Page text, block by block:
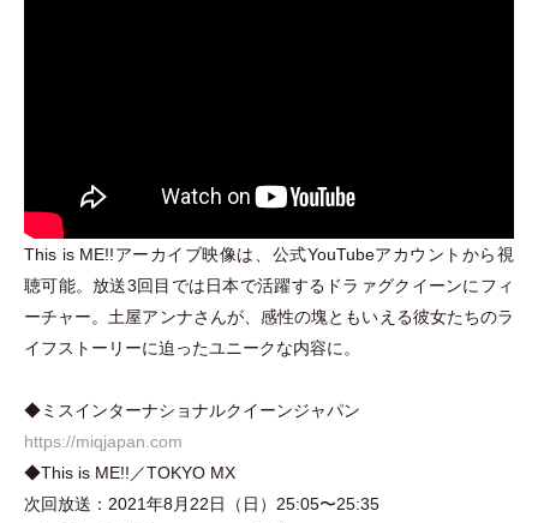
This is ME!!アーカイブ映像は、公式YouTubeアカウントから視
聴可能。放送3回目では日本で活躍するドラァグクイーンにフィ
ーチャー。土屋アンナさんが、感性の塊ともいえる彼女たちのラ
イフストーリーに迫ったユニークな内容に。
◆ミスインターナショナルクイーンジャパン
https://miqjapan.com
◆This is ME!!／TOKYO MX
次回放送：2021年8月22日
（ 日 ） 25:05〜25:35